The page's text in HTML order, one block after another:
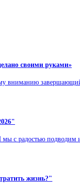
своими руками»
вниманию
с радостью подводим
жизнь?"